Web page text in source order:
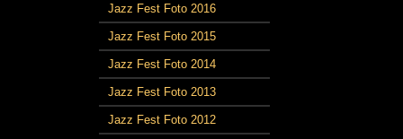
Jazz Fest Foto 2016
Jazz Fest Foto 2015
Jazz Fest Foto 2014
Jazz Fest Foto 2013
Jazz Fest Foto 2012